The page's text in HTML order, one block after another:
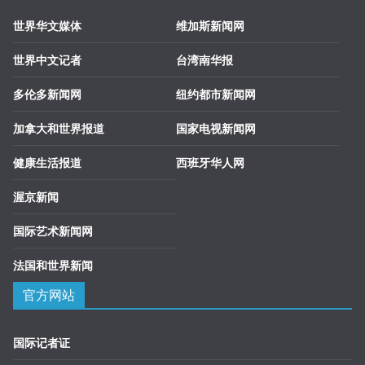
世界华文媒体
世界中文记者
多伦多新闻网
加拿大和世界报道
健康生活报道
渥京新闻
国际艺术新闻网
法国和世界新闻
维加斯新闻网
台湾南华报
纽约都市新闻网
国家电视新闻网
西班牙华人网
官方网站
国际记者证